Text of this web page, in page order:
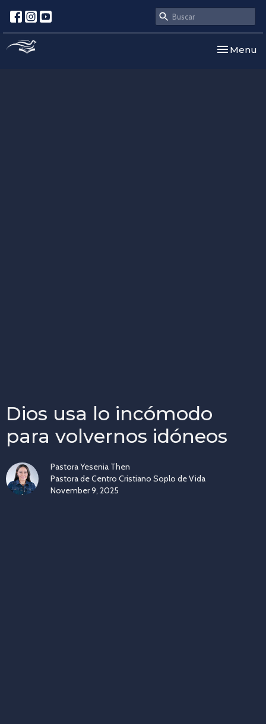
Toggle
Menu
Dios usa lo incómodo
para volvernos idóneos
Pastora Yesenia Then
Pastora de Centro Cristiano Soplo de Vida
November 9, 2025